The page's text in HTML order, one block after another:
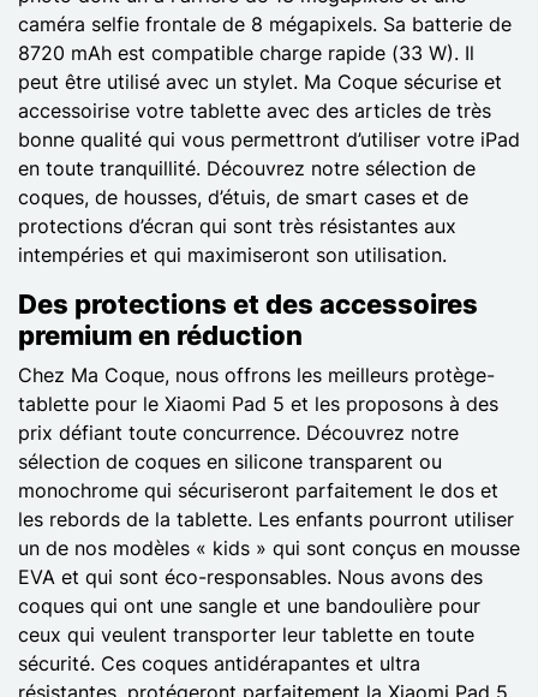
caméra selfie frontale de 8 mégapixels. Sa batterie de
8720 mAh est compatible charge rapide (33 W). Il
peut être utilisé avec un stylet. Ma Coque sécurise et
accessoirise votre tablette avec des articles de très
bonne qualité qui vous permettront d’utiliser votre iPad
en toute tranquillité. Découvrez notre sélection de
coques, de housses, d’étuis, de smart cases et de
protections d’écran qui sont très résistantes aux
intempéries et qui maximiseront son utilisation.
Des protections et des accessoires
premium en réduction
Chez Ma Coque, nous offrons les meilleurs protège-
tablette pour le Xiaomi Pad 5 et les proposons à des
prix défiant toute concurrence. Découvrez notre
sélection de coques en silicone transparent ou
monochrome qui sécuriseront parfaitement le dos et
les rebords de la tablette. Les enfants pourront utiliser
un de nos modèles « kids » qui sont conçus en mousse
EVA et qui sont éco-responsables. Nous avons des
coques qui ont une sangle et une bandoulière pour
ceux qui veulent transporter leur tablette en toute
sécurité. Ces coques antidérapantes et ultra
résistantes, protégeront parfaitement la Xiaomi Pad 5.